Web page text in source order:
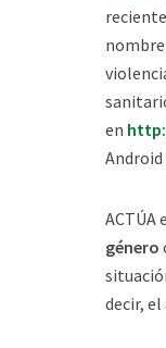
en
Android
ACTÚA
género
decir,